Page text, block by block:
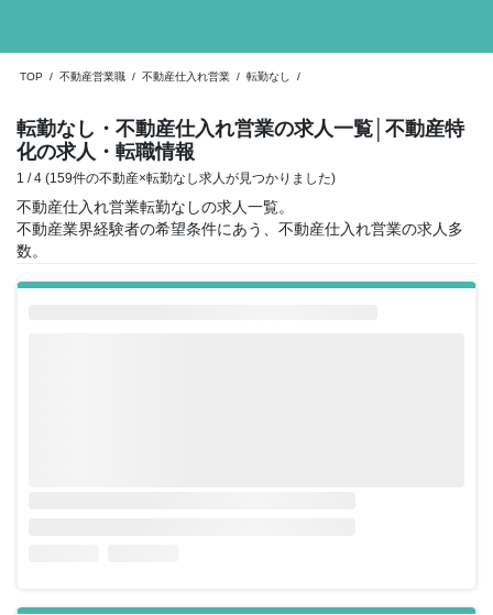
TOP / 不動産営業職 / 不動産仕入れ営業 / 転勤なし /
転勤なし・不動産仕入れ営業の求人一覧 │不動産特
化の求人・転職情報
1 / 4 (159件の不動産×転勤なし求人が見つかりました)
不動産仕入れ営業転勤なしの求人一覧。
不動産業界経験者の希望条件にあう、不動産仕入れ営業の求人多
数。